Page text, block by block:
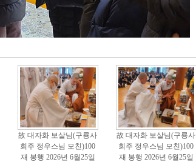
故 대자화 보살님(구룡사
회주 정우스님 모친)100
재 봉행 2026년 6월25일
故 대자화 보살님(구룡사
회주 정우스님 모친)100
재 봉행 2026년 6월25일